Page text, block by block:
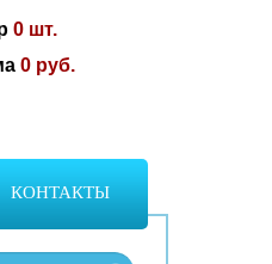
0 шт.
0 руб.
КОНТАКТЫ